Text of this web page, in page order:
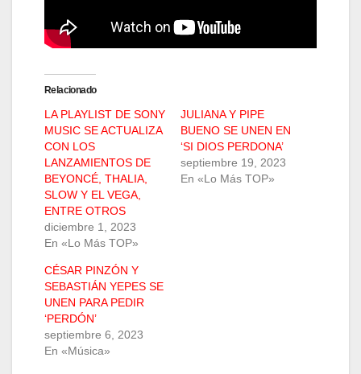
Relacionado
LA PLAYLIST DE SONY
MUSIC SE ACTUALIZA
CON LOS
LANZAMIENTOS DE
BEYONCÉ, THALIA,
SLOW Y EL VEGA,
ENTRE OTROS
diciembre 1, 2023
En «Lo Más TOP»
JULIANA Y PIPE
BUENO SE UNEN EN
‘SI DIOS PERDONA’
septiembre 19, 2023
En «Lo Más TOP»
CÉSAR PINZÓN Y
SEBASTIÁN YEPES SE
UNEN PARA PEDIR
‘PERDÓN’
septiembre 6, 2023
En «Música»